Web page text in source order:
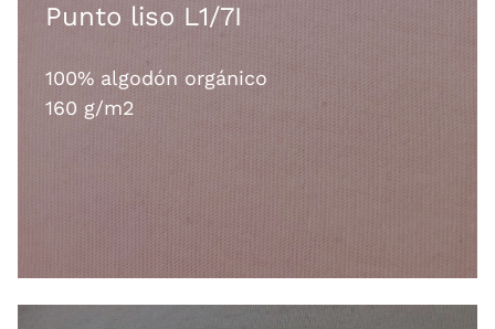
Punto liso L1/7I
100% algodón orgánico
160 g/m2